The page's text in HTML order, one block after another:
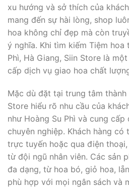
xu hướng và sở thích của
mang đến sự hài lòng, shop
hoa không chỉ đẹp mà còn
ý nghĩa. Khi tìm kiếm Tiệm hoa
Phì, Hà Giang, Siin Store là
cấp dịch vụ giao hoa chất
Mặc dù đặt tại trung tâm thành
Store hiểu rõ nhu cầu của
như Hoàng Su Phì và cung cấp
chuyên nghiệp. Khách hàng có
trực tuyến hoặc qua điện
từ đội ngũ nhân viên. Các sản
đa dạng, từ hoa bó, giỏ hoa,
phù hợp với mọi ngân sách và